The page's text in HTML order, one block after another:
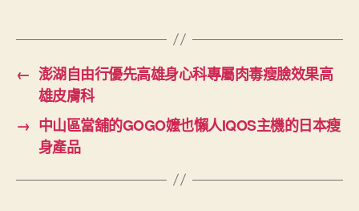
← 澎湖自由行優先高雄身心科專屬肉毒瘦臉效果高
雄皮膚科
→ 中山區當舖的GOGO嬤也懶人IQOS主機的日本瘦
身產品